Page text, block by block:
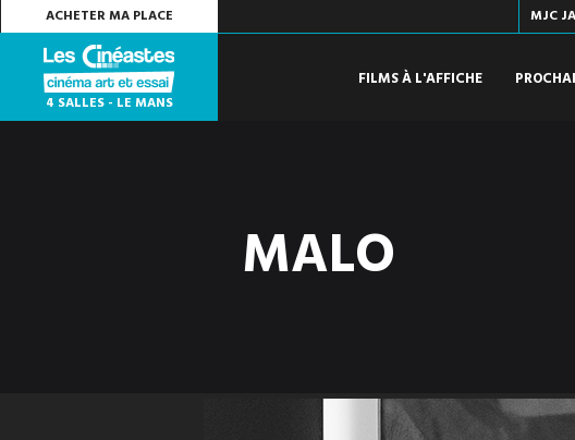
ACHETER MA PLACE MJC
4 SALLES - LE MANS
FILMS À L'AFFICHE
MALO